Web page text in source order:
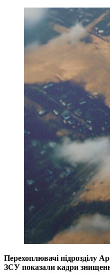
Перехоплювачі підрозділу
ЗСУ показали кадри